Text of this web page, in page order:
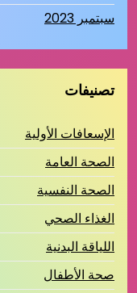
سبتمبر 2023
تصنيفات
الإسعافات الأولية
الصحة العامة
الصحة النفسية
الغذاء الصحي
اللياقة البدنية
صحة الأطفال